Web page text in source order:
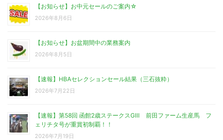
【お知らせ】お中元セールのご案内☆
2026年8月6日
【お知らせ】お盆期間中の業務案内
2026年8月5日
【速報】HBAセレクションセール結果（三石抜粋）
2026年7月22日
【速報】第58回 函館2歳ステークスGⅢ 前田ファーム生産馬 フ
ェリチタ号が重賞初制覇！！
2026年7月19日